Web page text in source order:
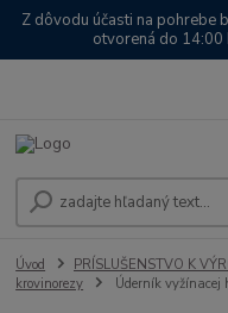
Z dôvodu účasti na pohrebe
otvorená do 14:00
Úvod PRÍSLUŠENSTVO K
krovinorezy
Úderník